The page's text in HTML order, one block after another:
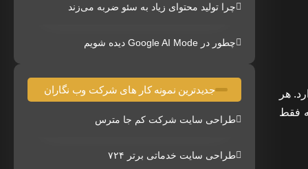
هر
فقط
چرا تولید محتوای زیاد به سئو ضربه می‌زند
چطور در Google AI Mode دیده شویم
جدیدترین نمونه کار های شرکت وب نگاران
طراحی سایت شرکت کم جا مترس
طراحی سایت خدماتی برتر ۷۲۴